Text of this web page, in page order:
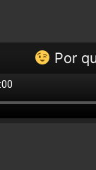
Por